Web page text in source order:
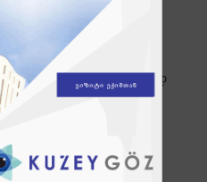
ექიმის მიერ 4 წლის
მხედველობის
ჰქონდეს ჩივილები.
დასმა დიდად